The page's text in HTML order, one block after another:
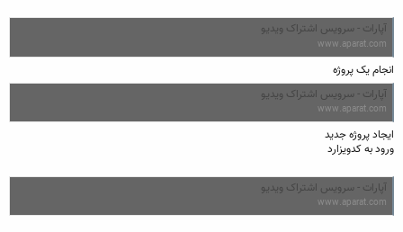
آپارات - سرویس اشتراک ویدیو
www.aparat.com
انجام یک پروژه
آپارات - سرویس اشتراک ویدیو
www.aparat.com
ایجاد پروژه جدید
ورود به کدویزارد
آپارات - سرویس اشتراک ویدیو
www.aparat.com